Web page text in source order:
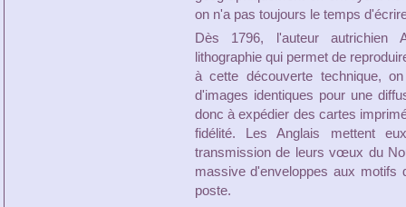
on n'a pas toujours le temps
Dès 1796, l'auteur autrichien
lithographie qui permet de
à cette découverte technique,
d'images identiques pour une
donc à expédier des cartes
fidélité. Les Anglais mettent
transmission de leurs vœux du
massive d'enveloppes aux motifs
poste.